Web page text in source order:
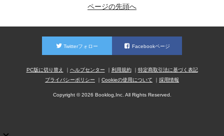
ページの先頭へ
Twitterフォロー Facebookページ
PC版に切り替え ヘルプセンター 利用規約
特定商取引法に基づく表記
プライバシーポリシー
Cookieの使用について 採用情報
Copyright © 2026 Booklog,Inc. All Rights Reserved.